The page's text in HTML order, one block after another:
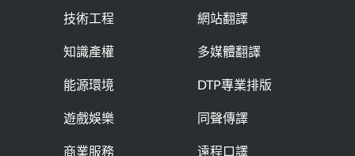
技術工程
知識產權
能源環境
遊戲娛樂
商業服務
網站翻譯
多媒體翻譯
DTP專業排版
同聲傳譯
遠程口譯